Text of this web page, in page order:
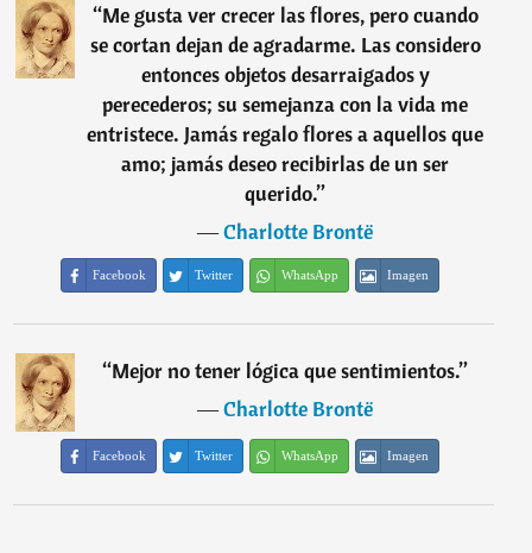
“Me gusta ver crecer las flores, pero cuando
se cortan dejan de agradarme. Las considero
entonces objetos desarraigados y
perecederos; su semejanza con la vida me
entristece. Jamás regalo flores a aquellos que
amo; jamás deseo recibirlas de un ser
querido.”
―Charlotte Brontë
Facebook Twitter WhatsApp Imagen
“Mejor no tener lógica que sentimientos.”
―Charlotte Brontë
Facebook Twitter WhatsApp Imagen